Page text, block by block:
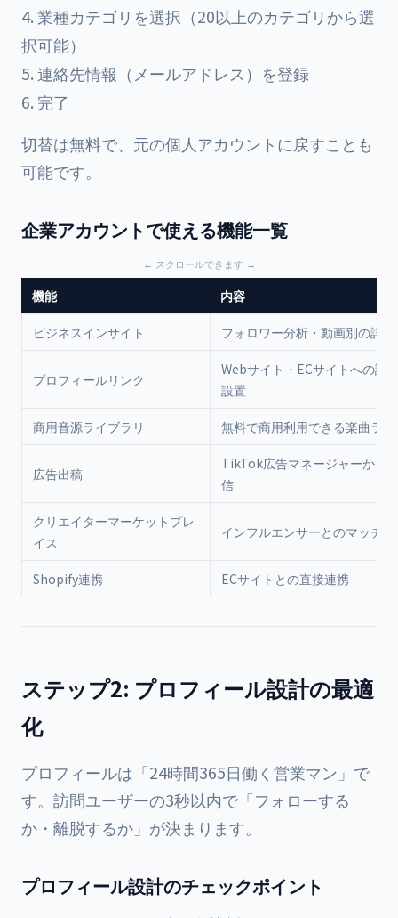
業種カテゴリを選択（20以上のカテゴリから選
択可能）
連絡先情報（メールアドレス）を登録
完了
切替は無料で、元の個人アカウントに戻すことも
可能です。
企業アカウントで使える機能一覧
機能 内容
ビジネスインサイト フォロワー分析・動画別の詳
プロフィールリンク
Webサイト・ECサイトへの誘
設置
商用音源ライブラリ 無料で商用利用できる楽曲ラ
広告出稿
TikTok広告マネージャーから
信
クリエイターマーケットプレ
イス
インフルエンサーとのマッチ
Shopify連携 ECサイトとの直接連携
ステップ2: プロフィール設計の最適
化
プロフィールは「24時間365日働く営業マン」で
す。訪問ユーザーの3秒以内で「フォローする
か・離脱するか」が決まります。
プロフィール設計のチェックポイント